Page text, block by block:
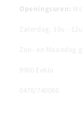
Openingsuren:
Zaterdag: 10u - 12u
Zon- en Maandag
9900 Eeklo
0476/740086